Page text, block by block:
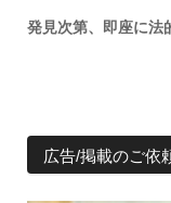
発見次第、即座に法
広告/掲載のご依